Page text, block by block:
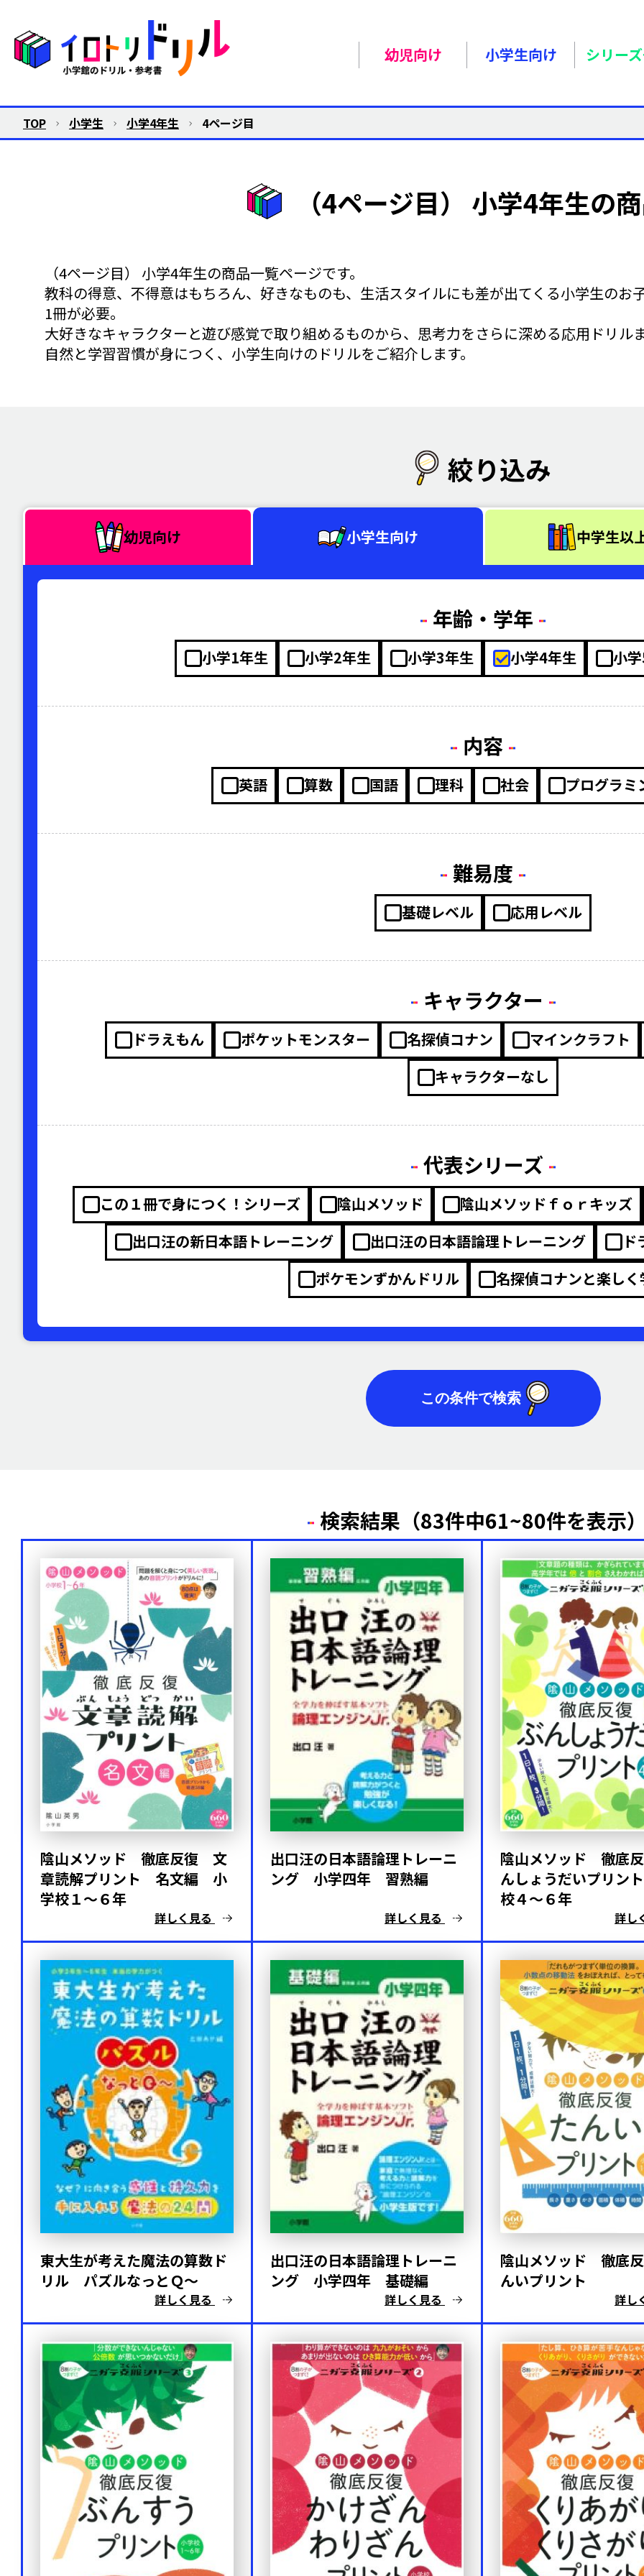
幼児向け 小学生向け シリー
TOP 小学生 小学4年生 4ページ目
（4ページ目） 小学4年生の
（4ページ目） 小学4年生の商品一覧ページです。
教科の得意、不得意はもちろん、好きなものも、生活スタイルにも差が出てくる小学生のお
1冊が必要。
大好きなキャラクターと遊び感覚で取り組めるものから、思考力をさらに深める応用ドリル
自然と学習習慣が身につく、小学生向けのドリルをご紹介します。
絞り込み
幼児向け 小学生向け 中学生以
年齢・学年
小学1年生 小学2年生 小学3年生 小学4年生 小
内容
英語 算数 国語 理科 社会 プログラミ
難易度
基礎レベル 応用レベル
キャラクター
ドラえもん ポケットモンスター 名探偵コナン
マインクラフト
キャラクターなし
代表シリーズ
この１冊で身につく！シリーズ 陰山メソッド
陰山メソッドｆｏｒキッズ
出口汪の新日本語トレーニング
出口汪の日本語論理トレーニング
ド
ポケモンずかんドリル
名探偵コナンと楽しく
検索結果（83件中61~80件を表示
陰山メソッド 徹底反復 文
章読解プリント 名文編 小
学校１～６年
詳しく見る
出口汪の日本語論理トレーニ
ング 小学四年 習熟編
詳しく見る
陰山メソッド 徹底
んしょうだいプリン
校４～６年
詳し
東大生が考えた魔法の算数ド
リル パズルなっとＱ～
詳しく見る
出口汪の日本語論理トレーニ
ング 小学四年 基礎編
詳しく見る
陰山メソッド 徹底
んいプリント
詳し